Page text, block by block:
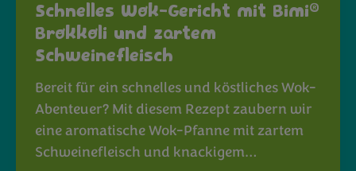
Schnelles Wok-Gericht mit Bimi®
Brokkoli und zartem
Schweinefleisch
Bereit für ein schnelles und köstliches Wok-
Abenteuer? Mit diesem Rezept zaubern wir
eine aromatische Wok-Pfanne mit zartem
Schweinefleisch und knackigem…